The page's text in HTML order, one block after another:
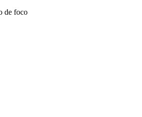
de foco